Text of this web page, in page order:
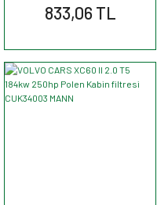
833,06 TL